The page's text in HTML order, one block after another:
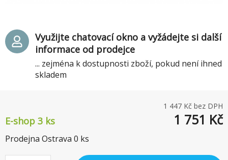
1 447 Kč bez DPH
E-shop 3 ks 1 751 Kč
Prodejna Ostrava 0 ks
Využijte chatovací okno a vyžádejte si další
informace od prodejce
... zejména k dostupnosti zboží, pokud není ihned
skladem